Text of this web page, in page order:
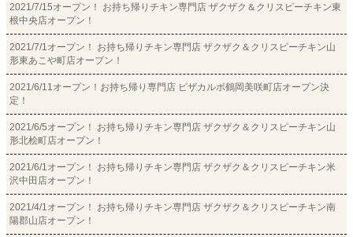
2021/7/15オープン！ お持ち帰りチキン専門店 ザクザク＆クリスピーチキン東
根中央店オープン！
2021/7/1オープン！ お持ち帰りチキン専門店 ザクザク＆クリスピーチキン山
形東あこや町店オープン！
2021/6/11オープン！お持ち帰り専門店 ピザカルボ鶴岡美咲町店オープン決
定！
2021/6/5オープン！ お持ち帰りチキン専門店 ザクザク＆クリスピーチキン山
形北桧町店オープン！
2021/6/1オープン！ お持ち帰りチキン専門店 ザクザク＆クリスピーチキン米
沢中田店オープン！
2021/4/1オープン！ お持ち帰りチキン専門店 ザクザク＆クリスピーチキン南
陽郡山店オープン！